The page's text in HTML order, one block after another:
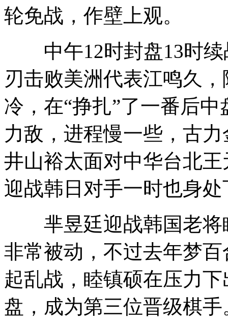
轮免战，作壁上观。
中午12时封盘13时续
刃击败美洲代表江鸣久
冷，在“挣扎”了一番后
力敌，进程慢一些，古
井山裕太面对中华台北
迎战韩日对手一时也身处
芈昱廷迎战韩国老将
非常被动，不过去年梦
起乱战，睦镇硕在压力
盘，成为第三位晋级棋手